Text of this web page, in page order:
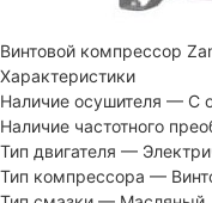
Винтовой компрессор
Характеристики
Наличие осушителя — С
Наличие частотного
Тип двигателя —
Тип компрессора —